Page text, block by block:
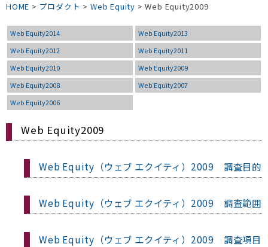
HOME > プロダクト >Web Equity >Web Equity2009
Web Equity2014
Web Equity2013
Web Equity2012
Web Equity2011
Web Equity2010
Web Equity2009
Web Equity2008
Web Equity2007
Web Equity2006
Web Equity2009
Web Equity（ウェブ エクイティ）2009 調査目的
Web Equity（ウェブ エクイティ）2009 調査範囲
Web Equity（ウェブ エクイティ）2009 調査項目